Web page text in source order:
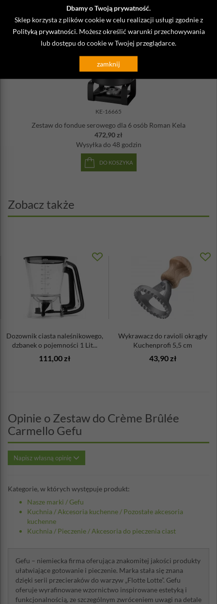
Dbamy o Twoją prywatność.
Sklep korzysta z plików cookie w celu realizacji usługi zgodnie z
Polityką prywatności . Możesz określić warunki przechowywania
lub dostępu do cookie w Twojej przeglądarce.
zamknij
DO KOSZYKA
KE-16665
Zestaw do fondue serowego dla 6 osób Roman Kela
472,90 zł
Wysyłka do 48 godzin
DO KOSZYKA
Zobacz także
Dozownik ciasta naleśnikowego,
dzbanek o pojemności 1 Lit...
111,00 zł
Wykrawacz do ravioli okrągły
Kuchenprofi 5,5 cm
43,90 zł
Opinie o Zestaw do Crème Brûlée
Carmello Gefu
Napisz własną opinię
Kategorie, w których występuje produkt:
Nasze marki /Gefu
Kuchnia /Akcesoria kuchenne / Pozostałe akcesoria
kuchenne
Kuchnia / Pieczenie /Akcesoria do pieczenia ciast
Gefu – niemiecka firma oferująca znakomitej jakości produkty
ułatwiające gotowanie i pieczenie. Marka stała się znana
dzięki serii przecieraków do warzyw „Flotte Lotte”. Gefu
oferuje wyrafinowane wzornictwo inspirowane estetyką i
funkcjonalnością, ze szczególnym zwróceniem uwagi na detale